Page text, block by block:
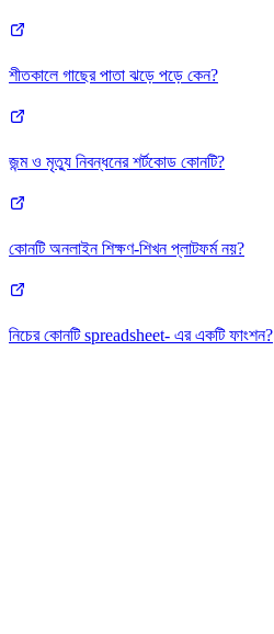
শীতকালে গাছের পাতা ঝড়ে পড়ে কেন?
জন্ম ও মৃত্যু নিবন্ধনের শর্টকোড কোনটি?
কোনটি অনলাইন শিক্ষণ-শিখন প্লাটফর্ম নয়?
নিচের কোনটি spreadsheet- এর একটি ফাংশন?